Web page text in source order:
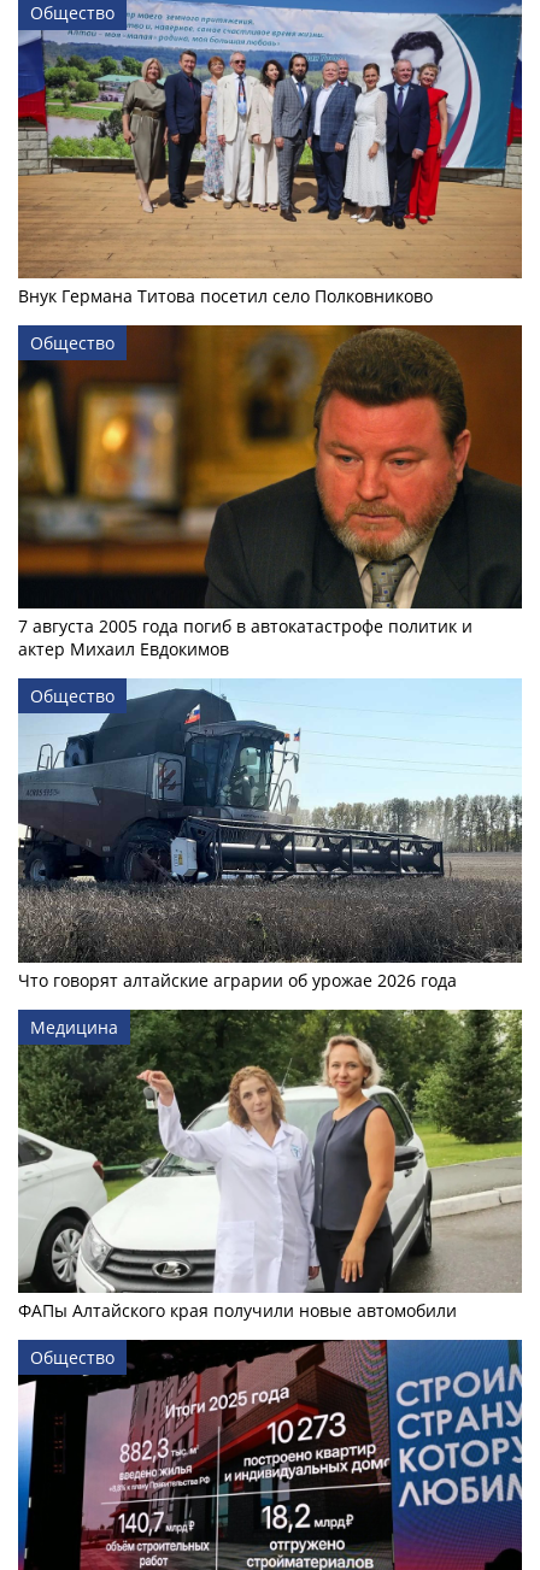
Общество
Внук Германа Титова посетил село Полковниково
Общество
7 августа 2005 года погиб в автокатастрофе политик и
актер Михаил Евдокимов
Общество
Что говорят алтайские аграрии об урожае 2026 года
Медицина
ФАПы Алтайского края получили новые автомобили
Общество